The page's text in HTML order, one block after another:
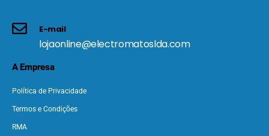
E-mail
lojaonline@electromatoslda.com
A Empresa
Política de Privacidade
Termos e Condições
RMA